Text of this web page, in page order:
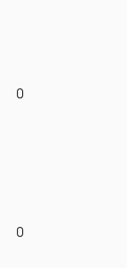
0
0